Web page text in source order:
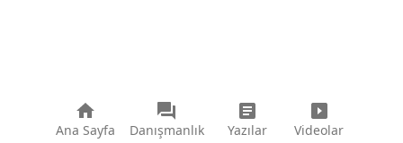
Ana Sayfa Danışmanlık Yazılar Videolar